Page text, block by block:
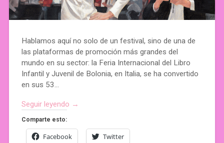
Hablamos aquí no solo de un festival, sino de una de
las plataformas de promoción más grandes del
mundo en su sector: la Feria Internacional del Libro
Infantil y Juvenil de Bolonia, en Italia, se ha convertido
en sus 53…
Seguir leyendo →
Comparte esto:
Facebook Twitter